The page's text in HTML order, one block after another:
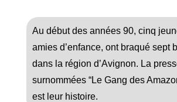
Au début des années 90, cinq
amies d’enfance, ont braqué sept
dans la région d’Avignon. La
surnommées “Le Gang des
est leur histoire.